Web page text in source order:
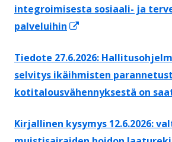
integroimisesta sosiaali- ja
palveluihin
ikkunaan
Tiedote 27.6.2026:
selvitys ikäihmisten
kotitalousvähennyksestä on
Kirjallinen kysymys 12.6.2026: